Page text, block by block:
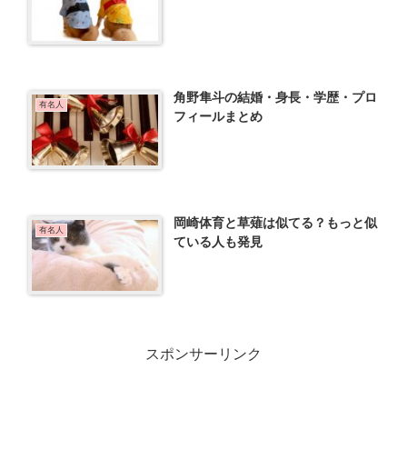
有名人
角野隼斗の結婚・身長・学歴・プロ
フィールまとめ
有名人
岡崎体育と草薙は似てる？もっと似
ている人も発見
スポンサーリンク